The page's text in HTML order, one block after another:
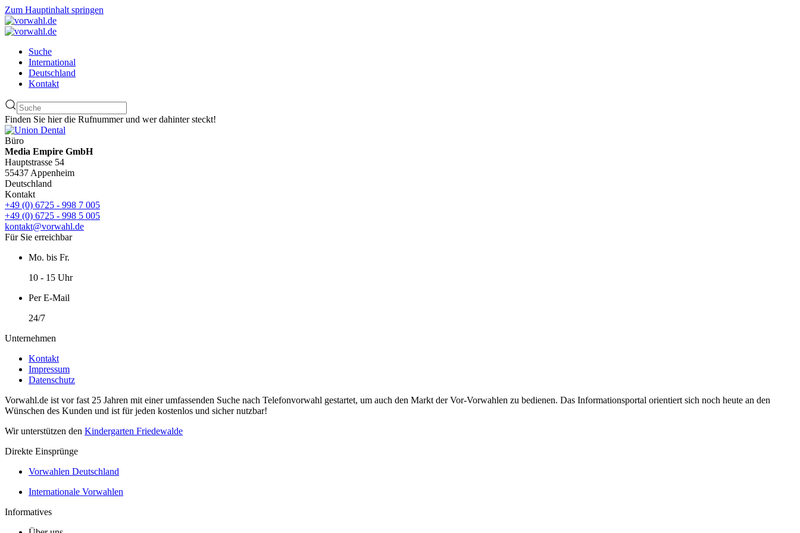
Zum Hauptinhalt springen
Suche
International
Deutschland
Kontakt
Finden Sie hier die Rufnummer und wer dahinter steckt!
Büro
Media Empire GmbH
Hauptstrasse 54
55437 Appenheim
Deutschland
Kontakt
+49 (0) 6725 - 998 7 005
+49 (0) 6725 - 998 5 005
kontakt@vorwahl.de
Für Sie erreichbar
Mo. bis Fr.
10 - 15 Uhr
Per E-Mail
24/7
Unternehmen
Kontakt
Impressum
Datenschutz
Vorwahl.de ist vor fast 25 Jahren mit einer umfassenden Suche nach Telefonvorwahl gestartet, um auch den Markt der Vor-Vorwahlen zu bedienen. Das Informationsportal orientiert sich noch heute an den
Wünschen des Kunden und ist für jeden kostenlos und sicher nutzbar!
Wir unterstützen den Kindergarten Friedewalde
Direkte Einsprünge
Vorwahlen Deutschland
Internationale Vorwahlen
Informatives